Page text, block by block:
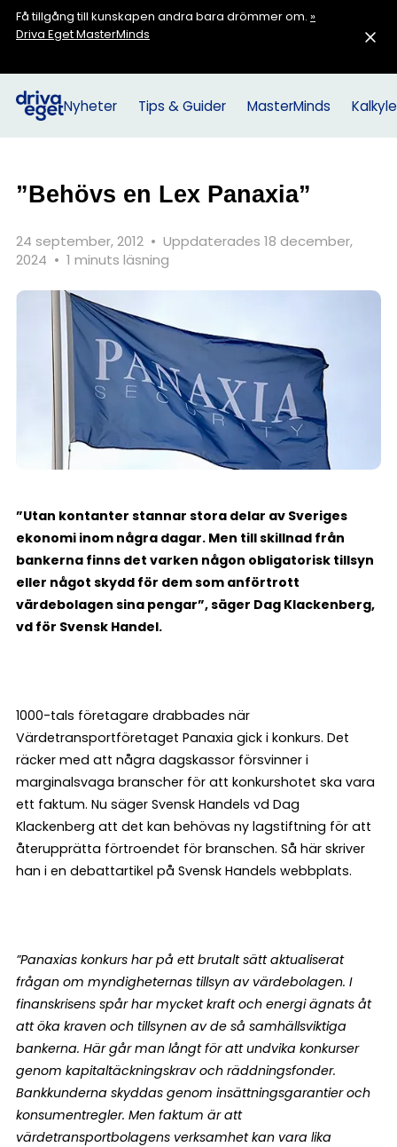
Få tillgång till kunskapen andra bara drömmer om. »
Driva Eget MasterMinds
Nyheter Tips & Guider MasterMinds
”Behövs en Lex Panaxia”
24 september, 2012 • Uppdaterades 18 december,
2024 • 1 minuts läsning
”Utan kontanter stannar stora delar av Sveriges
ekonomi inom några dagar. Men till skillnad från
bankerna finns det varken någon obligatorisk tillsyn
eller något skydd för dem som anförtrott
värdebolagen sina pengar”, säger Dag Klackenberg,
vd för Svensk Handel.
1000-tals företagare drabbades när
Värdetransportföretaget Panaxia gick i konkurs. Det
räcker med att några dagskassor försvinner i
marginalsvaga branscher för att konkurshotet ska vara
ett faktum. Nu säger Svensk Handels vd Dag
Klackenberg att det kan behövas ny lagstiftning för att
återupprätta förtroendet för branschen. Så här skriver
han i en debattartikel på Svensk Handels webbplats.
”Panaxias konkurs har på ett brutalt sätt aktualiserat
frågan om myndigheternas tillsyn av värdebolagen. I
finanskrisens spår har mycket kraft och energi ägnats åt
att öka kraven och tillsynen av de så samhällsviktiga
bankerna. Här går man långt för att undvika konkurser
genom kapitaltäckningskrav och räddningsfonder.
Bankkunderna skyddas genom insättningsgarantier och
konsumentregler. Men faktum är att
värdetransportbolagens verksamhet kan vara lika